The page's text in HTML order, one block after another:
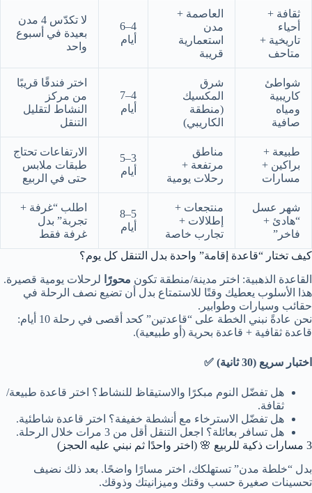
ثقافة +
أحياء
تاريخية +
متاحف
العاصمة +
مدن
استعمارية
قريبة
4–6
أيام
لا تكدّس 4 مدن
بعيدة في أسبوع
واحد
شواطئ
كاريبية
ومياه
صافية
شرق
المكسيك
(منطقة
الكاريبي)
4–7
أيام
اختر فندقًا قريبًا
من مركز
النشاط لتقليل
التنقل
طبيعة +
براكين +
مسارات
مناطق
مرتفعة +
رحلات يومية
3–5
أيام
الارتفاعات تحتاج
طبقات ملابس
حتى في الربيع
شهر عسل
“هادئ +
فاخر”
منتجعات +
إطلالات +
تجارب خاصة
5–8
أيام
اطلب “غرفة +
تجربة” بدل
غرفة فقط
كيف تختار “قاعدة إقامة” واحدة بدل التنقل كل يوم؟
القاعدة الذهبية: اختر مدينة/منطقة تكون محورًا
لرحلات يومية قصيرة.
هذا الأسلوب يعطيك وقتًا للاستمتاع بدل أن تضيع نصف الرحلة في
حقائب وسيارات وطوابير.
نحن عادةً نبني الخطة على “قاعدتين” كحد أقصى في رحلة 10 أيام:
قاعدة ثقافية + قاعدة بحرية (أو طبيعية).
اختبار سريع (30 ثانية) ✅
هل تفضّل النوم مبكرًا والاستيقاظ للنشاط؟ اختر قاعدة طبيعة/
ثقافة.
هل تفضّل الاسترخاء مع أنشطة خفيفة؟ اختر قاعدة شاطئية.
هل تسافر بعائلة؟ اجعل التنقل أقل من 3 مرات خلال الرحلة.
3 مسارات ذكية للربيع 🌸 (اختر واحدًا ثم نبني عليه الحجز)
بدل “خلطة مدن” تستهلكك، اختر مسارًا واضحًا. بعد ذلك نضيف
تحسينات صغيرة حسب وقتك وميزانيتك وذوقك.